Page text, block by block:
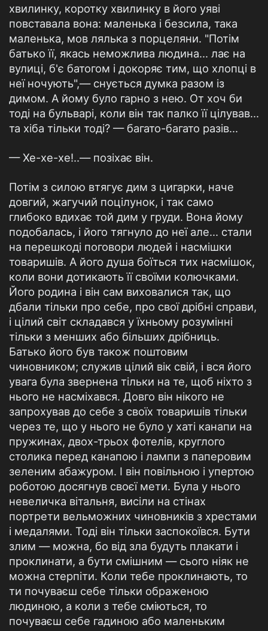
хвилинку, коротку хвилинку в його уяві
повставала вона: маленька і безсила, така
маленька, мов лялька з порцеляни. "Потім
батько її, якась неможлива людина... лає на
вулиці, б'є батогом і докоряє тим, що хлопці в
неї ночують",— снується думка разом із
димом. А йому було гарно з нею. От хоч би
тоді на бульварі, коли він так палко її цілував...
та хіба тільки тоді? — багато-багато разів...
— Хе-хе-хе!..— позіхає він.
Потім з силою втягує дим з цигарки, наче
довгий, жагучий поцілунок, і так само
глибоко вдихає той дим у груди. Вона йому
подобалась, і його тягнуло до неї але... стали
на перешкоді поговори людей і насмішки
товаришів. А його душа боїться тих насмішок,
коли вони дотикають її своїми колючками.
Його родина і він сам виховалися так, що
дбали тільки про себе, про свої дрібні справи,
і цілий світ складався у їхньому розумінні
тільки з менших або більших дрібниць.
Батько його був також поштовим
чиновником; служив цілий вік свій, і вся його
увага була звернена тільки на те, щоб ніхто з
нього не насміхався. Довго він нікого не
запрохував до себе з своїх товаришів тільки
через те, що у нього не було у хаті канапи на
пружинах, двох-трьох фотелів, круглого
столика перед канапою і лампи з паперовим
зеленим абажуром. І він повільною і упертою
роботою досягнув своєї мети. Була у нього
невеличка вітальня, висіли на стінах
портрети вельможних чиновників з хрестами
і медалями. Тоді він тільки заспокоївся. Бути
злим — можна, бо від зла будуть плакати і
проклинати, а бути смішним — сього ніяк не
можна стерпіти. Коли тебе проклинають, то
ти почуваєш себе тільки ображеною
людиною, а коли з тебе сміються, то
почуваєш себе гадиною або маленьким